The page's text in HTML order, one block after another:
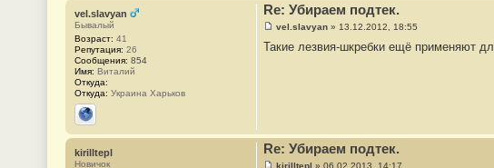
vel.slavyan
Бывалый
Возраст: 41
Репутация: 26
Сообщения: 854
Имя: Виталий
Откуда:
Откуда: Украина Харьков
Сайт
Re: Убираем подтек.
о
#
6
vel.slavyan » 13.12.2012, 18:55
Такие лезвия-шкребки ещё применяют
kirilltepl
Новичок
Re: Убираем подтек.
kirilltepl » 06.02.2013, 14:17